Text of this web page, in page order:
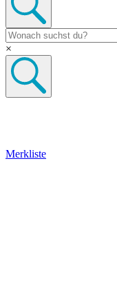
×
Merkliste